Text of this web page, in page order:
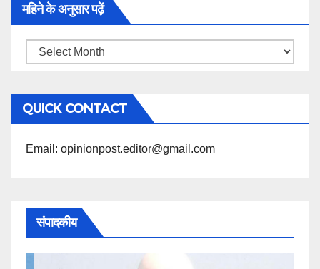
महिने के अनुसार पढ़ें
महिने
अनुसार
पढ़ें
QUICK CONTACT
Email: opinionpost.editor@gmail.com
संपादकीय